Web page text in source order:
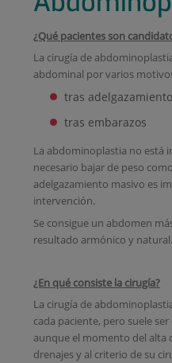
¿Qué pacientes son
La cirugía de
abdominal por varios
tras
tras embarazos
La abdominoplastia no está
necesario bajar de peso
adelgazamiento masivo es
intervención.
Se consigue un abdomen
resultado armónico y natural.
¿En qué consiste la cirugía?
La cirugía de
cada paciente, pero suele
aunque el momento del alta
drenajes y al criterio de su